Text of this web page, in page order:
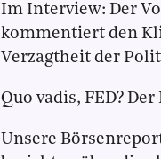
Im Interview: Der
kommentiert den
Verzagtheit der
Quo vadis, FED?
Unsere